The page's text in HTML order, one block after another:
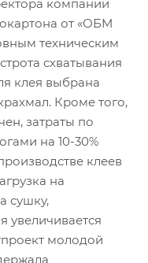
компании
от «ОБМ
техническим
схватывания
клея выбрана
Кроме того,
затраты по
на 10-30%
клеев
на
сушку,
увеличивается
молодой